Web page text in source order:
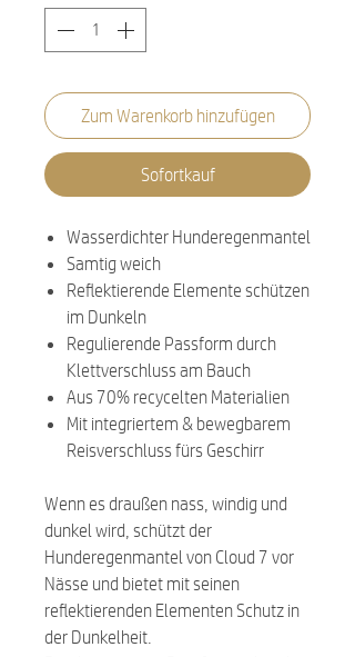
Zum Warenkorb hinzufügen
Sofortkauf
Wasserdichter Hunderegenmantel
Samtig weich
Reflektierende Elemente schützen
im Dunkeln
Regulierende Passform durch
Klettverschluss am Bauch
Aus 70% recycelten Materialien
Mit integriertem & bewegbarem
Reisverschluss fürs Geschirr
Wenn es draußen nass, windig und
dunkel wird, schützt der
Hunderegenmantel von Cloud 7 vor
Nässe und bietet mit seinen
reflektierenden Elementen Schutz in
der Dunkelheit.